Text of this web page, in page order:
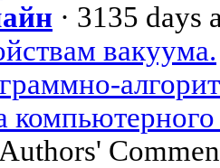
· 3135 days
вакуума.